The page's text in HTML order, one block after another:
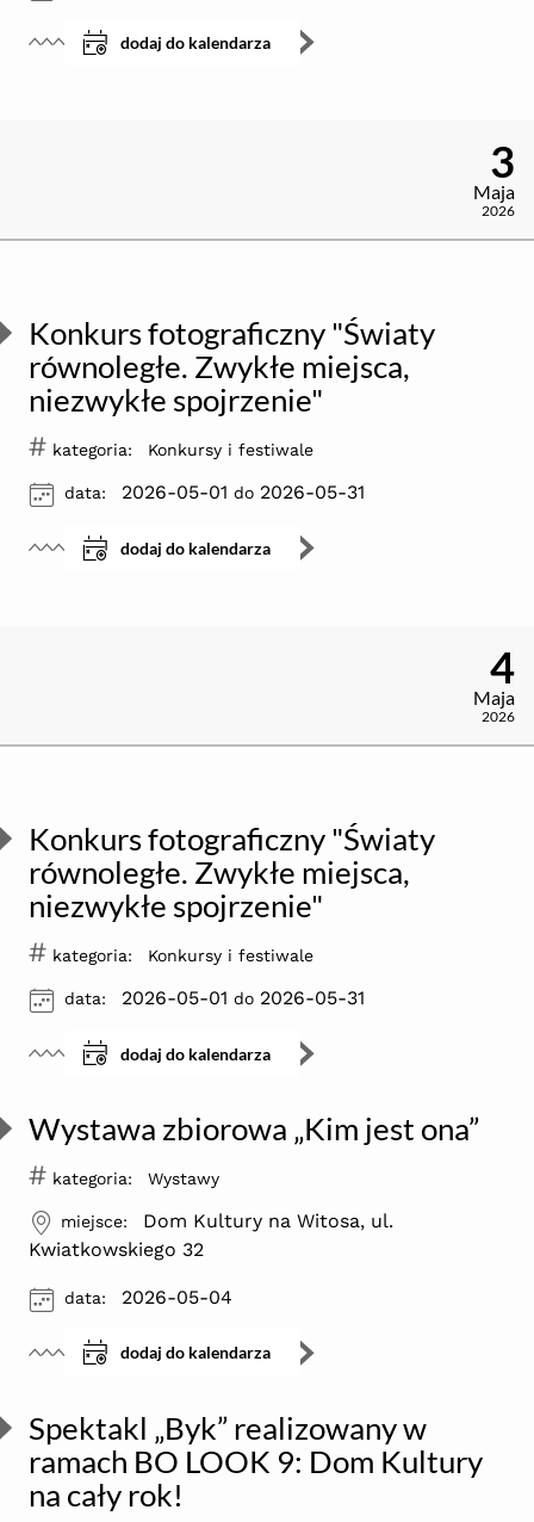
dodaj do kalendarza
3
Maja
2026
Konkurs fotograficzny "Światy
równoległe. Zwykłe miejsca,
niezwykłe spojrzenie"
dodaj do kalendarza
# kategoria: Konkursy i festiwale
ikona
data: 2026-05-01 do 2026-05-31
4
Maja
2026
Konkurs fotograficzny "Światy
równoległe. Zwykłe miejsca,
niezwykłe spojrzenie"
dodaj do kalendarza
# kategoria: Konkursy i festiwale
ikona
data: 2026-05-01 do 2026-05-31
Wystawa zbiorowa „Kim jest ona”
dodaj do kalendarza
# kategoria: Wystawy
ikona
miejsce:
Dom Kultury na Witosa, ul.
Kwiatkowskiego 32
ikona
data: 2026-05-04
Spektakl „Byk” realizowany w
ramach BO LOOK 9: Dom Kultury
na cały rok!